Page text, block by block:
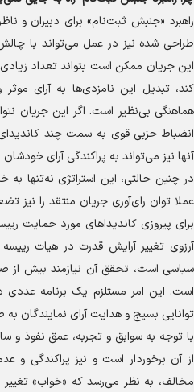
راهبرد «جنبش ثبت‌نام» برای دبیران و
طراحی شده نیز در عمل می‌تواند با
این جریان ممکن است بتواند تعداد
کند، تبدیل این نامزدی‌ها به آرای موثر
هماهنگی بی‌نظیر است. اگر این جریان
انضباط حزبی قوی به سمت چند
آنها نیز می‌تواند به پراکندگی آرای
در چنین حالتی، این استراتژی نه‌تنها
عملا توان رای‌آوری جریان منتقد را نیز
برای پیروزی کاندیدا‌های مورد حمایت
آرزوی تغییر آرایش قدرت در هیات
سیاسی است، تحقق آن نیازمند بیش از
است. این امر مستلزم یک برنامه عددی
توانایی بسیج و هدایت آرای نمایندگان
با توجه به سوابق و تجربه، عمق نفوذ
از آن برخوردار است و نیز پراکندگی و
مخالف، به نظر می‌رسد که «خواب»